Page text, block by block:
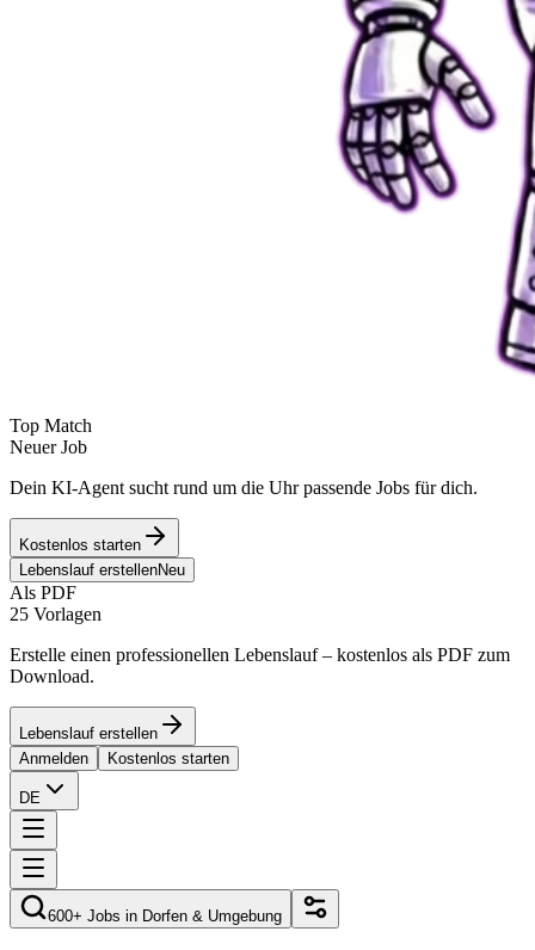
Top Match
Neuer Job
Dein KI-Agent sucht rund um die Uhr passende Jobs für dich.
Kostenlos starten
Lebenslauf erstellenNeu
Als PDF
25 Vorlagen
Erstelle einen professionellen Lebenslauf – kostenlos als PDF zum
Download.
Lebenslauf erstellen
Anmelden
Kostenlos starten
DE
600+ Jobs in Dorfen & Umgebung